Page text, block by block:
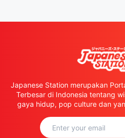
Japanese Station merupakan
Terbesar di Indonesia tentang
gaya hidup, pop culture dan